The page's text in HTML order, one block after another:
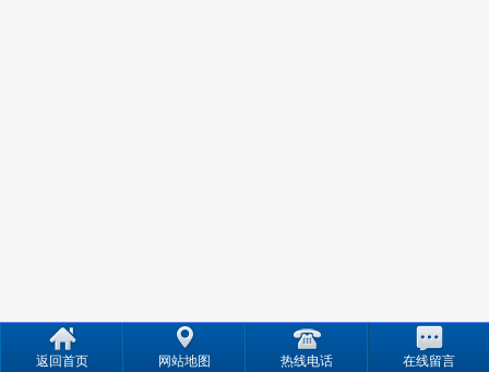
返回首页 网站地图 热线电话 在线留言